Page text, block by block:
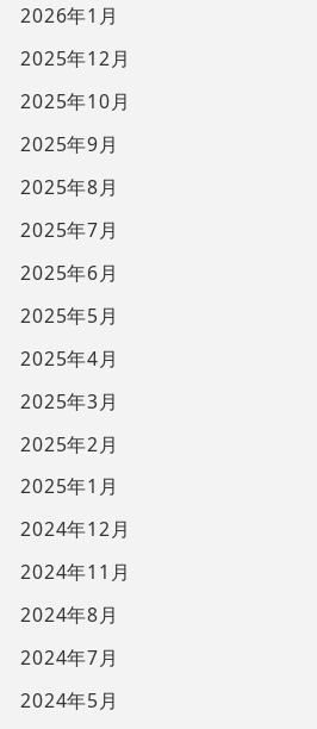
2026年1月
2025年12月
2025年10月
2025年9月
2025年8月
2025年7月
2025年6月
2025年5月
2025年4月
2025年3月
2025年2月
2025年1月
2024年12月
2024年11月
2024年8月
2024年7月
2024年5月